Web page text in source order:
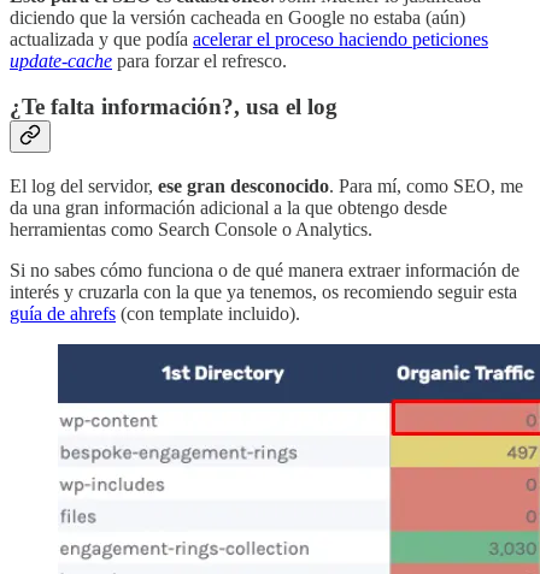
diciendo que la versión cacheada en Google no estaba (aún)
actualizada y que podía acelerar el proceso haciendo peticiones
update-cache para forzar el refresco.
¿Te falta información?, usa el log
El log del servidor, ese gran desconocido. Para mí, como SEO, me
da una gran información adicional a la que obtengo desde
herramientas como Search Console o Analytics.
Si no sabes cómo funciona o de qué manera extraer información de
interés y cruzarla con la que ya tenemos, os recomiendo seguir esta
guía de ahrefs (con template incluido).